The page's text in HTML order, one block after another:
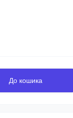
До кошика